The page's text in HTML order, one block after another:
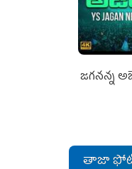
జగనన్న
తాజా